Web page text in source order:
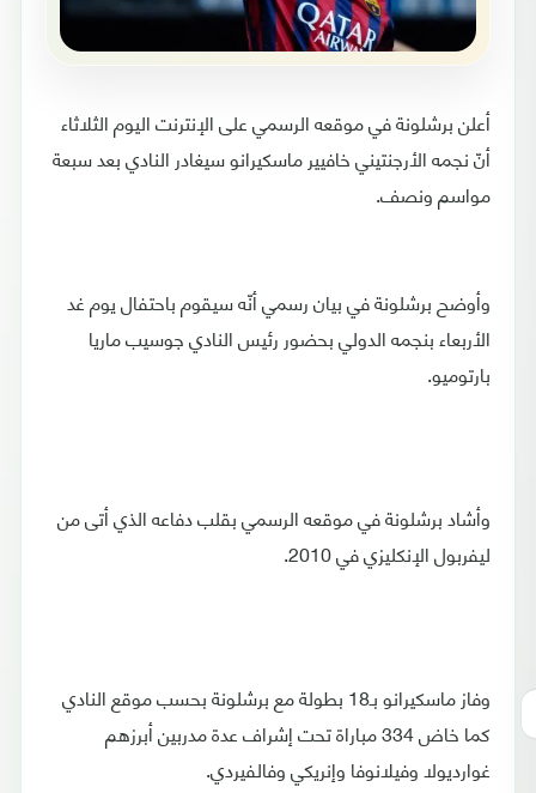
أعلن برشلونة في موقعه الرسمي على الإنترنت اليوم الثلاثاء
أنّ نجمه الأرجنتيني خافيير ماسكيرانو سيغادر النادي بعد سبعة
مواسم ونصف.
وأوضح برشلونة في بيان رسمي أنّه سيقوم باحتفال يوم غد
الأربعاء بنجمه الدولي بحضور رئيس النادي جوسيب ماريا
بارتوميو.
وأشاد برشلونة في موقعه الرسمي بقلب دفاعه الذي أتى من
ليفربول الإنكليزي في 2010.
وفاز ماسكيرانو بـ18 بطولة مع برشلونة بحسب موقع النادي
كما خاض 334 مباراة تحت إشراف عدة مدربين أبرزهم
غوارديولا وفيلانوفا وإنريكي وفالفيردي.